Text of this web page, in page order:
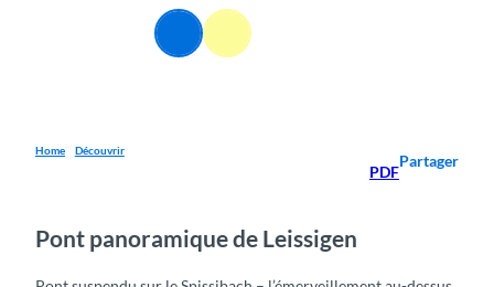
Recherche
Menu
Home Découvrir
PDF
Partager
Pont panoramique de Leissigen